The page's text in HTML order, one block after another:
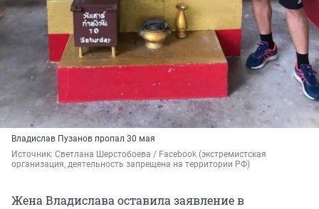
Владислав Пузанов пропал 30 мая
Источник: Светлана Шерстобоева / Facebook (экстремистская
организация, деятельность запрещена на территории РФ)
Жена Владислава оставила заявление в